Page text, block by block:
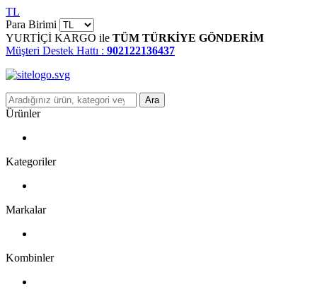
TL
Para Birimi
YURTİÇİ KARGO ile TÜM TÜRKİYE GÖNDERİM
Müşteri Destek Hattı : 902122136437
Ara
Ürünler
Kategoriler
Markalar
Kombinler